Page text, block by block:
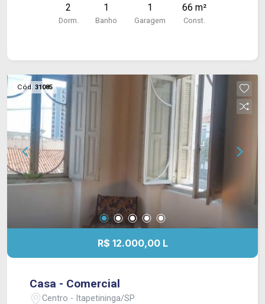
2
Dorm.
1
Banho
1
Garagem
66 m²
Const.
Cód. 31085
R$ 12.000,00 L
Casa - Comercial
Centro - Itapetininga/SP